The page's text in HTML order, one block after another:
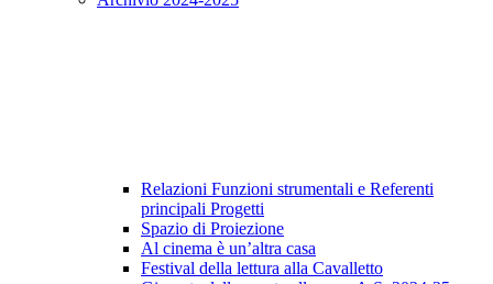
Relazioni Funzioni strumentali e Referenti
principali Progetti
Spazio di Proiezione
Al cinema è un’altra casa
Festival della lettura alla Cavalletto